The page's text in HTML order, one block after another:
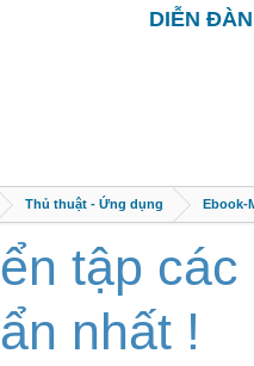
DIỄN
Thủ thuật - Ứng dụng Ebook-
tập
nhất !